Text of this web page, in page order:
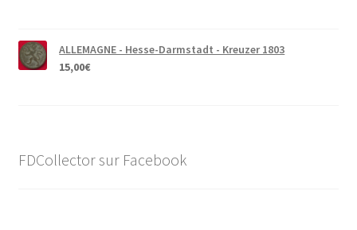
ALLEMAGNE - Hesse-Darmstadt - Kreuzer 1803
15,00€
FDCollector sur Facebook